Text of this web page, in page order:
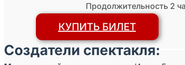
Продолжительность 2
КУПИТЬ БИЛЕТ
Создатели спектакля: